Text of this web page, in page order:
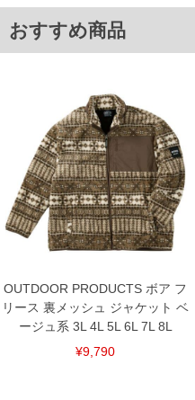
サイズ/バスト/総丈/裾周り/肩幅/袖
3L/136/78/126/60/61
4L/146/80/136/62/62
7L/176/86/166/68/65
8L/186/88/176/70/66
単位はcm
※【返品交換について】
返品交換希望の方は、商品到着後1週間
下着(肌着)やワイシャツは商品の性質上
ご了承くださいませ。
※【ボトムの裾上げをご希望の場合】
裾上げ料金は500円+税となります。
備考欄に股下●cmとご記入下さい。（
尚、裾上げした商品は返品・交換不可と
一部、お直しに対応出来ない商品がご
いている、極端なデザインが施されている
※商品によって若干のサイズの誤差がご
ンピュータ画面）によって、商品の色
おすすめ商品
OUTDOOR PRODUCTS ボア フ
リース 裏メッシュ ジャケット ベ
ージュ系 3L 4L 5L 6L 7L 8L
¥9,790